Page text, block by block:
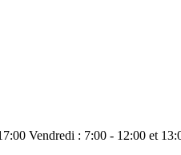
Vendredi : 7:00 - 12:00 et